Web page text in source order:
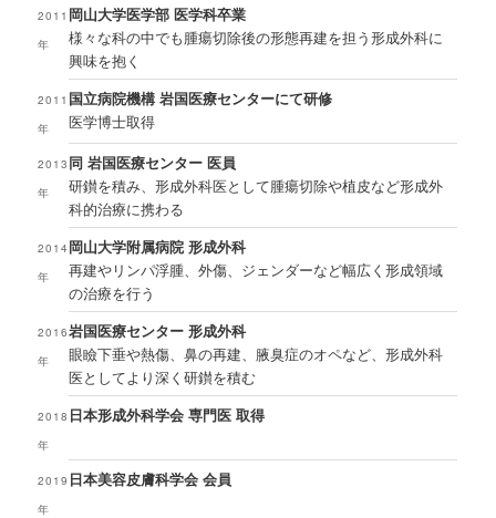
2011
年
岡山大学医学部 医学科卒業
様々な科の中でも腫瘍切除後の形態再建を担う形成外科に
興味を抱く
2011
年
国立病院機構 岩国医療センターにて研修
医学博士取得
2013
年
同 岩国医療センター 医員
研鑚を積み、形成外科医として腫瘍切除や植皮など形成外
科的治療に携わる
2014
年
岡山大学附属病院 形成外科
再建やリンパ浮腫、外傷、ジェンダーなど幅広く形成領域
の治療を行う
2016
年
岩国医療センター 形成外科
眼瞼下垂や熱傷、鼻の再建、腋臭症のオペなど、形成外科
医としてより深く研鑚を積む
2018
年
日本形成外科学会 専門医 取得
2019
年
日本美容皮膚科学会 会員